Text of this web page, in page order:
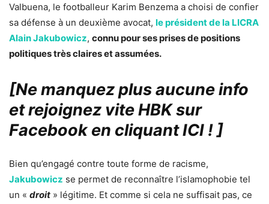
Valbuena, le footballeur Karim Benzema a choisi de confier
sa défense à un deuxième avocat, le président de la LICRA
Alain Jakubowicz, connu pour ses prises de positions
politiques très claires et assumées.
[Ne manquez plus aucune info
et rejoignez vite HBK sur
Facebook en cliquant ICI !]
Bien qu’engagé contre toute forme de racisme,
Jakubowicz se permet de reconnaître l’islamophobie tel
un « droit » légitime. Et comme si cela ne suffisait pas, ce